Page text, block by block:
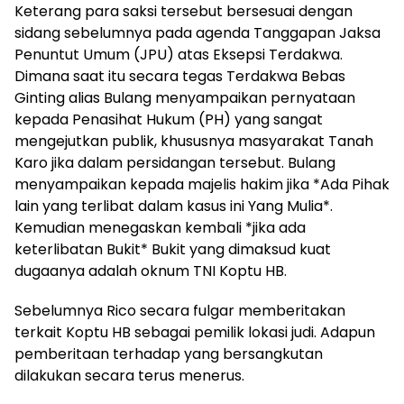
Keterang para saksi tersebut bersesuai dengan
sidang sebelumnya pada agenda Tanggapan Jaksa
Penuntut Umum (JPU) atas Eksepsi Terdakwa.
Dimana saat itu secara tegas Terdakwa Bebas
Ginting alias Bulang menyampaikan pernyataan
kepada Penasihat Hukum (PH) yang sangat
mengejutkan publik, khususnya masyarakat Tanah
Karo jika dalam persidangan tersebut. Bulang
menyampaikan kepada majelis hakim jika *Ada Pihak
lain yang terlibat dalam kasus ini Yang Mulia*.
Kemudian menegaskan kembali *jika ada
keterlibatan Bukit* Bukit yang dimaksud kuat
dugaanya adalah oknum TNI Koptu HB.
Sebelumnya Rico secara fulgar memberitakan
terkait Koptu HB sebagai pemilik lokasi judi. Adapun
pemberitaan terhadap yang bersangkutan
dilakukan secara terus menerus.